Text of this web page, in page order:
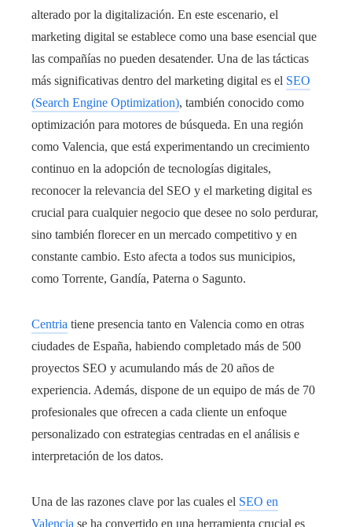
alterado por la digitalización. En este escenario, el
marketing digital se establece como una base esencial que
las compañías no pueden desatender. Una de las tácticas
más significativas dentro del marketing digital es el SEO
(Search Engine Optimization), también conocido como
optimización para motores de búsqueda. En una región
como Valencia, que está experimentando un crecimiento
continuo en la adopción de tecnologías digitales,
reconocer la relevancia del SEO y el marketing digital es
crucial para cualquier negocio que desee no solo perdurar,
sino también florecer en un mercado competitivo y en
constante cambio. Esto afecta a todos sus municipios,
como Torrente, Gandía, Paterna o Sagunto.
Centria tiene presencia tanto en Valencia como en otras
ciudades de España, habiendo completado más de 500
proyectos SEO y acumulando más de 20 años de
experiencia. Además, dispone de un equipo de más de 70
profesionales que ofrecen a cada cliente un enfoque
personalizado con estrategias centradas en el análisis e
interpretación de los datos.
Una de las razones clave por las cuales el SEO en
Valencia se ha convertido en una herramienta crucial es